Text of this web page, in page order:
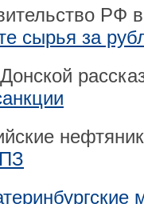
РФ
сырья за
Донской